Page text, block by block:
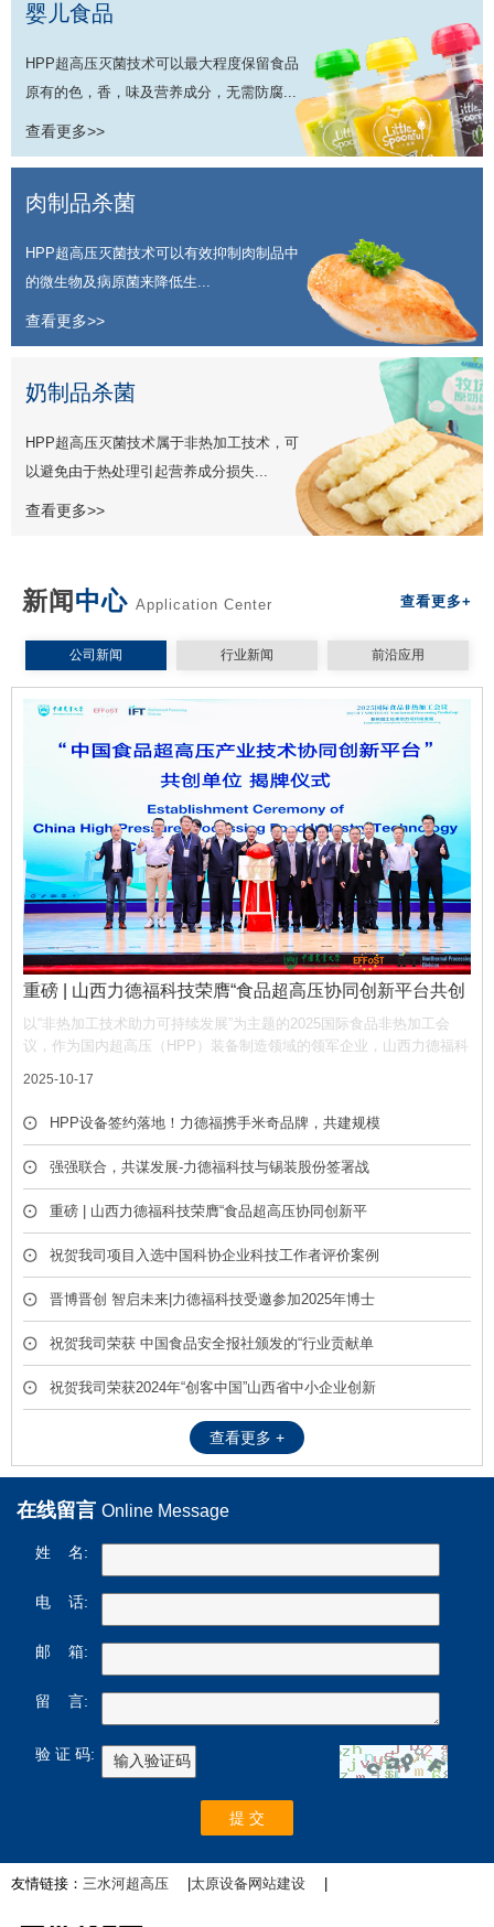
婴儿食品
HPP超高压灭菌技术可以最大程度保留食品
原有的色，香，味及营养成分，无需防腐...
查看更多>>
肉制品杀菌
HPP超高压灭菌技术可以有效抑制肉制品中
的微生物及病原菌来降低生...
查看更多>>
奶制品杀菌
HPP超高压灭菌技术属于非热加工技术，可
以避免由于热处理引起营养成分损失...
查看更多>>
新闻中心 Application Center 查看更多+
公司新闻 行业新闻 前沿应用
重磅 | 山西力德福科技荣膺“食品超高压协同创新平台共创
单位”，携手产业链共筑非热加工新生态
以“非热加工技术助力可持续发展”为主题的2025国际食品非热加工会
议，作为国内超高压（HPP）装备制造领域的领军企业，山西力德福科
号，彰显了公司在推动超高压技术产业化中的核心作用。
2025-10-17
HPP设备签约落地！力德福携手米奇品牌，共建规模
化冷榨饮品产线
强强联合，共谋发展-力德福科技与锡装股份签署战
略合作框架协议
重磅 | 山西力德福科技荣膺“食品超高压协同创新平
台共创单位”，携手产业链共筑非热加工新生态
祝贺我司项目入选中国科协企业科技工作者评价案例
库
晋博晋创 智启未来|力德福科技受邀参加2025年博士
后创新创业成果展
祝贺我司荣获 中国食品安全报社颁发的“行业贡献单
位” 荣誉称号
祝贺我司荣获2024年“创客中国”山西省中小企业创新
查看更多 +
在线留言 Online Message
姓 名:
电 话:
邮 箱:
留 言:
验 证 码:
友情链接： 三水河超高压 |太原设备网站建设 |